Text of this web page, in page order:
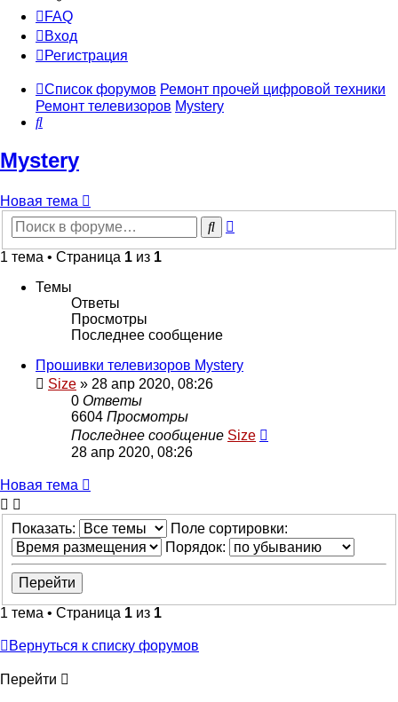
FAQ
Вход
Регистрация
Список форумов Ремонт прочей цифровой техники
Ремонт телевизоров Mystery
Поиск
Mystery
Новая
тема
Новая тема
Поиск
1 тема • Страница 1 из 1
Темы
Ответы
Просмотры
Последнее сообщение
Прошивки телевизоров Mystery
Size » 28 апр 2020, 08:26
0 Ответы
6604 Просмотры
Последнее сообщение Size
28 апр 2020, 08:26
Новая
тема
Новая тема
Показать:
Поле сортировки:
Порядок:
1 тема • Страница 1 из 1
Вернуться к списку форумов
Перейти